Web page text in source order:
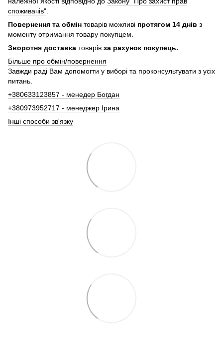
споживачів"
Повернення та обмін товарів можливі протягом 14 днів з
моменту отримання товару покупцем.
Зворотня доставка товарів за рахунок покупець.
Більше про обмін/повернення
Завжди раді Вам допомогти у виборі та проконсультувати з усіх
питань.
+380633123857 - менедер Богдан
+380973952717 - менеджер Ірина
Інші способи зв'язку